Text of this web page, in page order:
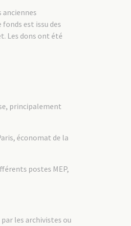
anciennes
est issu des
Les dons ont été
principalement
économat de la
postes MEP,
les archivistes ou